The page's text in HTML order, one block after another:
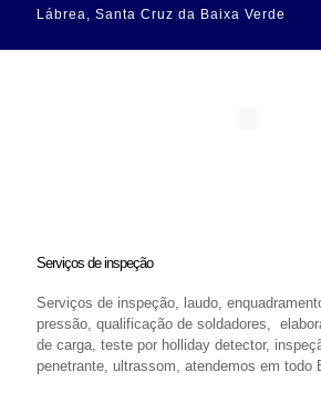
Lábrea, Santa Cruz da Baixa Verde
Serviços de inspeção
Serviços de inspeção, laudo,
pressão, qualificação de soldadores,
de carga, teste por holliday detector,
penetrante, ultrassom, atendemos em todo